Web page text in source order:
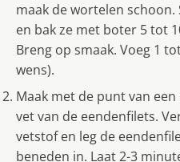
maak de wortelen
en bak ze met boter 5 tot
Breng op smaak. Voeg 1
wens).
Maak met de punt van
vet van de eendenfilets.
vetstof en leg de
beneden in. Laat 2-3